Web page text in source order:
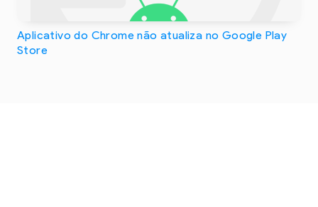
Aplicativo do Chrome não atualiza no Google Play
Store